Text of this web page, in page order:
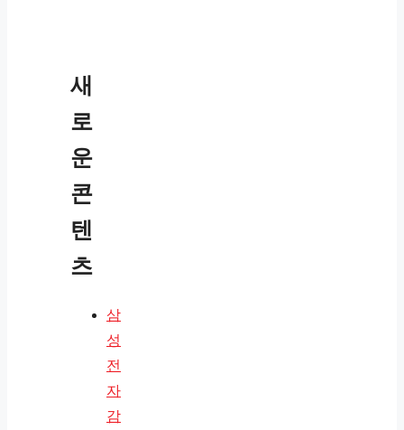
새
로
운
콘
텐
츠
삼
성
전
자
감